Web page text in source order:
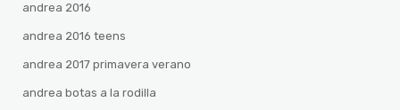
andrea 2016
andrea 2016 teens
andrea 2017 primavera verano
andrea botas a la rodilla